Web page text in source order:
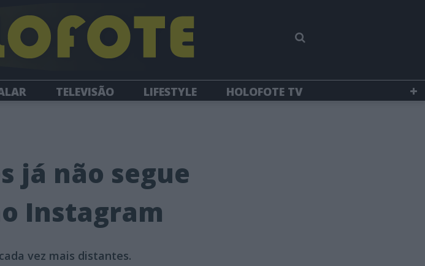
TELEVISÃO LIFESTYLE
HOLOFOTE TV
já não segue
Instagram
vez mais distantes.